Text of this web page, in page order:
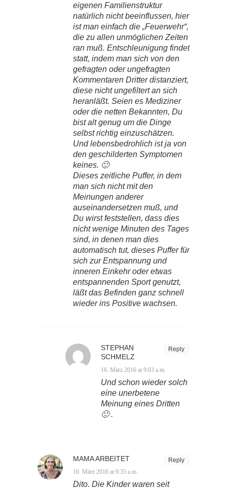
eigenen Familienstruktur
natürlich nicht beeinflussen, hier
ist man einfach die „Feuerwehr“,
die zu allen unmöglichen Zeiten
ran muß. Entschleunigung findet
statt, indem man sich von den
gefragten oder ungefragten
Kommentaren Dritter distanziert,
diese nicht ungefiltert an sich
heranläßt. Seien es Mediziner
oder die netten Bekannten, Du
bist alt genug um die Dinge
selbst richtig einzuschätzen.
Und lebensbedrohlich ist ja von
den geschilderten Symptomen
keines. 🙂
Dieses zeitliche Puffer, in dem
man sich nicht mit den
Meinungen anderer
auseinandersetzen muß, und
Du wirst feststellen, dass dies
nicht wenige Minuten des Tages
sind, in denen man dies
automatisch tut, dieses Puffer für
sich zur Entspannung und
inneren Einkehr oder etwas
entspannenden Sport genutzt,
läßt das Befinden ganz schnell
wieder ins Positive wachsen.
Reply
STEPHAN
SCHMELZ
16. März 2016 at 9:03 a.m.
Und schon wieder solch
eine unerbetene
Meinung eines Dritten
🙂 .
Reply
MAMA ARBEITET
16. März 2016 at 9:35 a.m.
Dito. Die Kinder waren seit